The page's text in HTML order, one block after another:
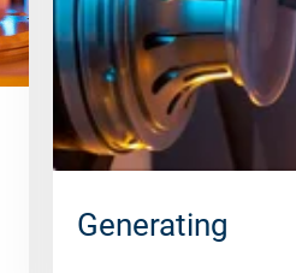
Generating